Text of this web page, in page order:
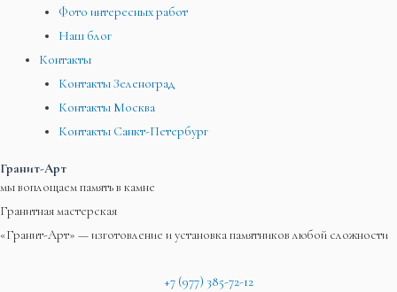
Фото интересных работ
Наш блог
Контакты
Контакты Зеленоград
Контакты Москва
Контакты Санкт-Петербург
Гранит-Арт
мы воплощаем память в камне
Гранитная мастерская
«Гранит-Арт» — изготовление и установка памятников любой сложности
+7 (977) 385-72-12